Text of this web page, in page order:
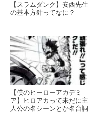
【スラムダンク】安西先生
の基本方針ってなに？
【僕のヒーローアカデミ
ア】ヒロアカって未だに主
人公の名シーンとか名台詞